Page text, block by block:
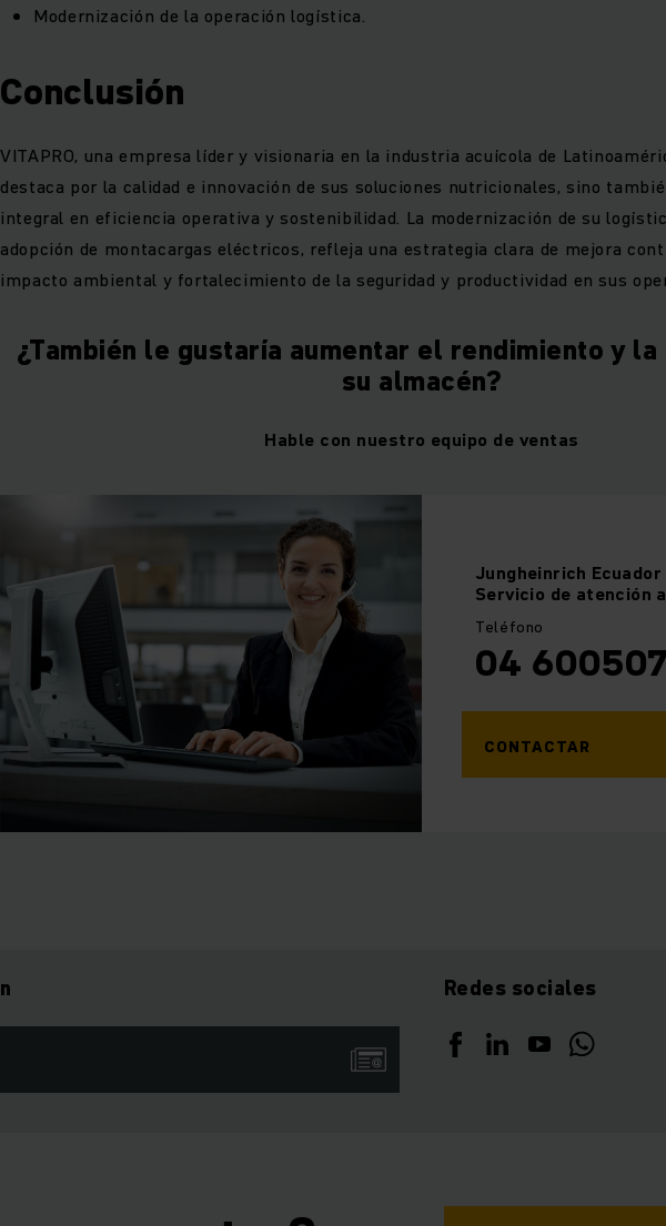
Modernización de la operación logística.
Conclusión
VITAPRO, una empresa líder y visionaria en la industria acuícola de
destaca por la calidad e innovación de sus soluciones nutricionales, sino
integral en eficiencia operativa y sostenibilidad. La modernización de su
adopción de montacargas eléctricos, refleja una estrategia clara de mejora
impacto ambiental y fortalecimiento de la seguridad y productividad en sus
¿También le gustaría aumentar el rendimiento y
su almacén?
Hable con nuestro equipo de ventas
Jungheinrich Ecuador
Servicio de atención
Teléfono
04
CONTACTAR
Redes sociales